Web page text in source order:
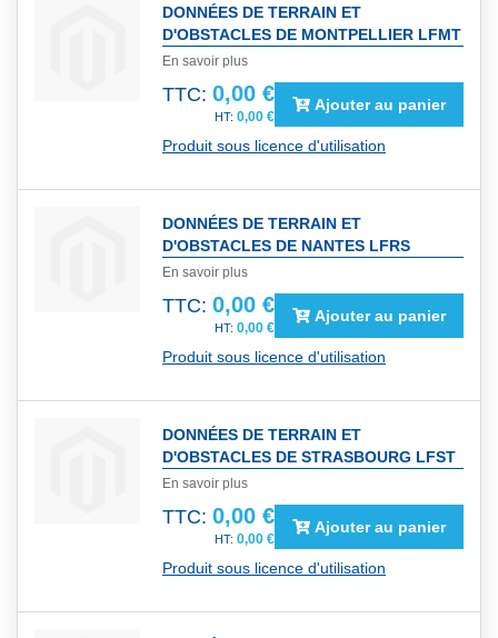
DONNÉES DE TERRAIN ET
D'OBSTACLES DE MONTPELLIER LFMT
En savoir plus
TTC: 0,00 €
0,00 €
Ajouter au panier
Produit sous licence d'utilisation
DONNÉES DE TERRAIN ET
D'OBSTACLES DE NANTES LFRS
En savoir plus
TTC: 0,00 €
0,00 €
Ajouter au panier
Produit sous licence d'utilisation
DONNÉES DE TERRAIN ET
D'OBSTACLES DE STRASBOURG LFST
En savoir plus
TTC: 0,00 €
0,00 €
Ajouter au panier
Produit sous licence d'utilisation